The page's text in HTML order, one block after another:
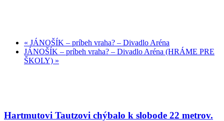
« JÁNOŠÍK – príbeh vraha? – Divadlo Aréna
JÁNOŠÍK – príbeh vraha? – Divadlo Aréna (HRÁME PRE
ŠKOLY) »
Hartmutovi Tautzovi chýbalo k slobode 22 metrov.